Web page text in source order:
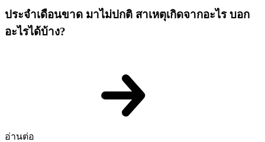
ประจำเดือนขาด มาไม่ปกติ สาเหตุเกิดจากอะไร บอก
อะไรได้บ้าง?
อ่านต่อ